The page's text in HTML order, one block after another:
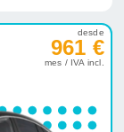
desde
961 €
mes / IVA incl.